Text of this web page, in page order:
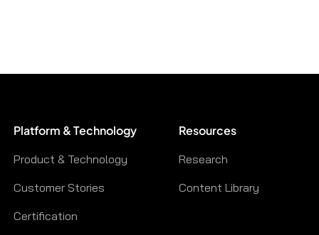
Platform & Technology
Product & Technology
Customer Stories
Certification
Resources
Research
Content Library